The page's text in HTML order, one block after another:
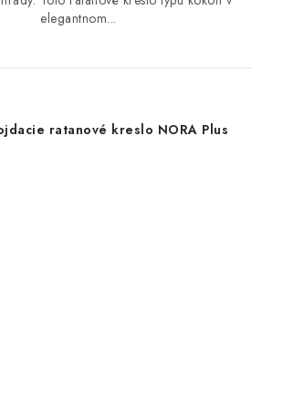
elegantnom...
ratanové kreslo NORA Plus